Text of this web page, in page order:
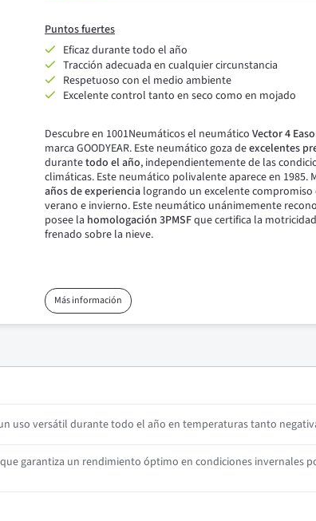
Puntos fuertes
Eficaz durante todo el año
Tracción adecuada en cualquier circunstancia
Respetuoso con el medio ambiente
Excelente control tanto en seco como en mojado
Descubre en 1001Neumáticos el neumático Vector 4
marca GOODYEAR. Este neumático goza deexcelentes
durantetodo el año, independientemente de las
climáticas. Este neumático polivalente aparece en 1985.
años de experiencialogrando un excelente compromiso
verano e invierno. Este neumático unánimemente
posee la homologación 3PMSFque certifica la
frenado sobre la nieve.
Más información
uso versátil durante todo el año en temperaturas tanto
garantiza un rendimiento óptimo en condiciones invernales